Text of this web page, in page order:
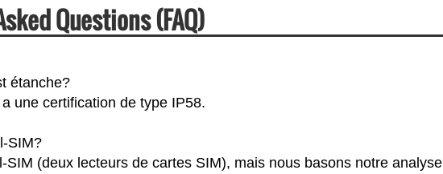
Questions (FAQ)
étanche?
une certification de type IP58.
SIM?
SIM (deux lecteurs de cartes SIM), mais nous basons notre analyse